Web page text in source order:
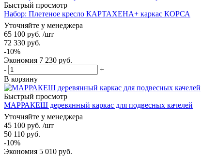
Быстрый просмотр
Набор: Плетеное кресло КАРТАХЕНА+ каркас КОРСА
Уточняйте у менеджера
65 100 руб. /шт
72 330 руб.
-10%
Экономия 7 230 руб.
-
+
В корзину
Быстрый просмотр
МАРРАКЕШ деревянный каркас для подвесных качелей
Уточняйте у менеджера
45 100 руб. /шт
50 110 руб.
-10%
Экономия 5 010 руб.